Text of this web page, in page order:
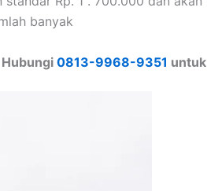
banyak
Hubungi 0813-9968-9351